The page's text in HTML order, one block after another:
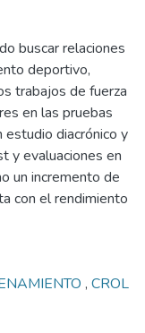
buscar relaciones
deportivo,
trabajos de fuerza
en las pruebas
diacrónico y
y evaluaciones en
un incremento de
con el rendimiento
, CROL